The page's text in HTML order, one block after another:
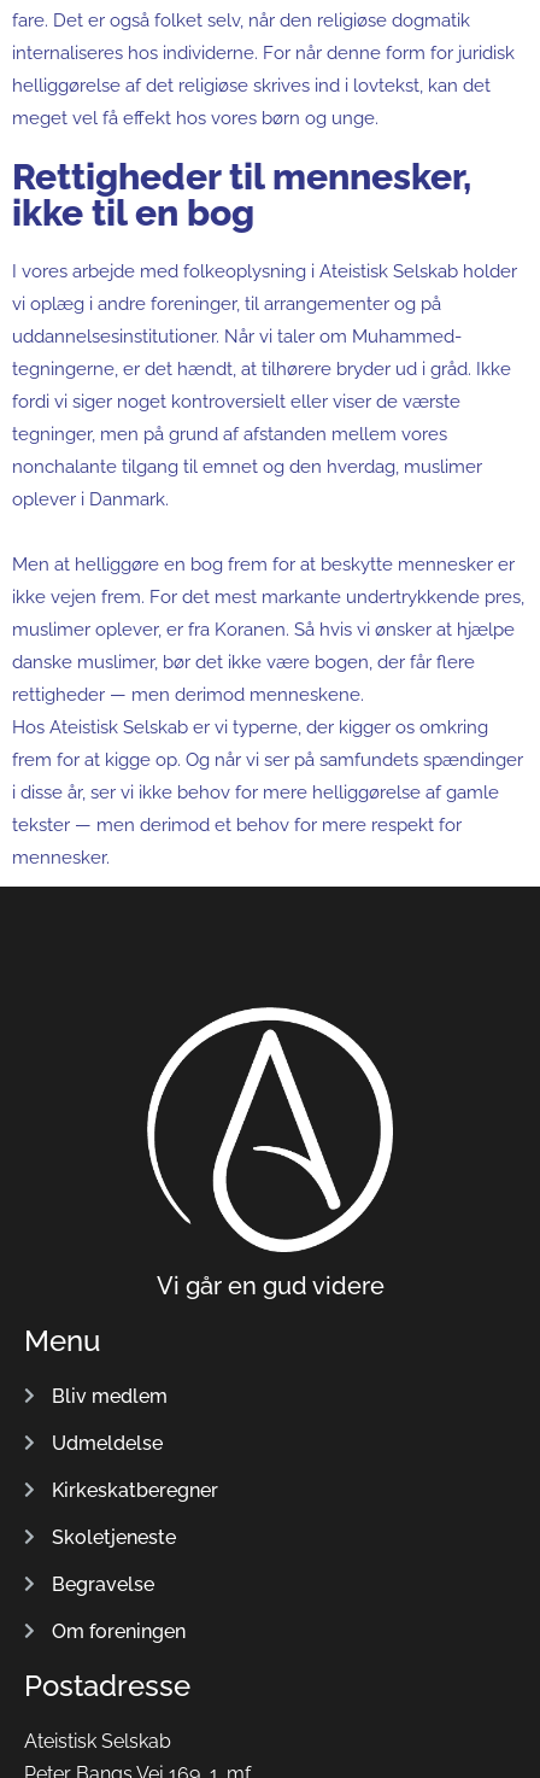
fare. Det er også folket selv, når den religiøse dogmatik
internaliseres hos individerne. For når denne form for juridisk
helliggørelse af det religiøse skrives ind i lovtekst, kan det
meget vel få effekt hos vores børn og unge.
Rettigheder til mennesker,
ikke til en bog
I vores arbejde med folkeoplysning i Ateistisk Selskab holder
vi oplæg i andre foreninger, til arrangementer og på
uddannelsesinstitutioner. Når vi taler om Muhammed-
tegningerne, er det hændt, at tilhørere bryder ud i gråd. Ikke
fordi vi siger noget kontroversielt eller viser de værste
tegninger, men på grund af afstanden mellem vores
nonchalante tilgang til emnet og den hverdag, muslimer
oplever i Danmark.
Men at helliggøre en bog frem for at beskytte mennesker er
ikke vejen frem. For det mest markante undertrykkende pres,
muslimer oplever, er fra Koranen. Så hvis vi ønsker at hjælpe
danske muslimer, bør det ikke være bogen, der får flere
rettigheder — men derimod menneskene.
Hos Ateistisk Selskab er vi typerne, der kigger os omkring
frem for at kigge op. Og når vi ser på samfundets spændinger
i disse år, ser vi ikke behov for mere helliggørelse af gamle
tekster — men derimod et behov for mere respekt for
mennesker.
Vi går en gud videre
Menu
Bliv medlem
Udmeldelse
Kirkeskatberegner
Skoletjeneste
Begravelse
Om foreningen
Postadresse
Ateistisk Selskab
Peter Bangs Vej 169, 1. mf